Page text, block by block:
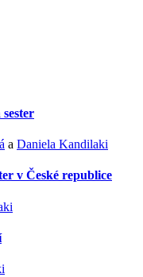
a Daniela Kandilaki
v České republice